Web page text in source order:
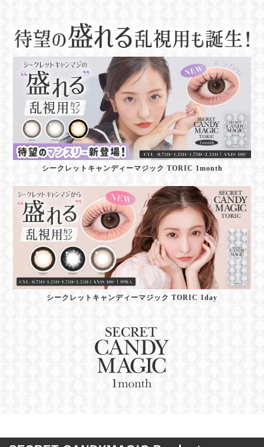
シークレットキャンディーマジック TORIC 1month
シークレットキャンディーマジック TORIC 1day